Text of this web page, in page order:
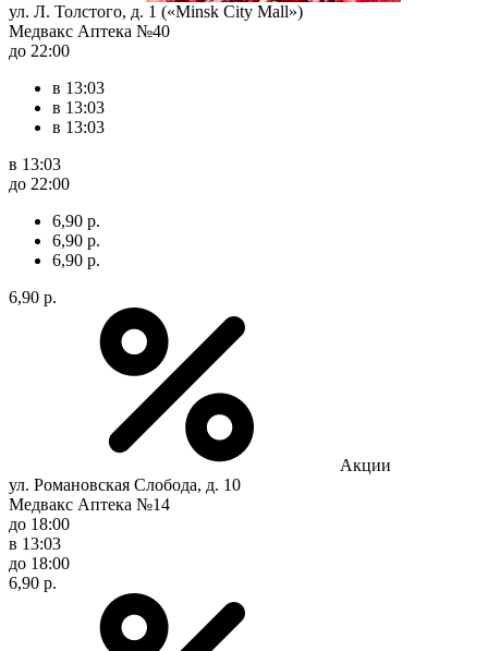
ул. Л. Толстого, д. 1 («Minsk City Mall»)
Медвакс Аптека №40
до 22:00
в 13:03
в 13:03
в 13:03
в 13:03
до 22:00
6,90 р.
6,90 р.
6,90 р.
6,90 р.
Акции
ул. Романовская Слобода, д. 10
Медвакс Аптека №14
до 18:00
в 13:03
до 18:00
6,90 р.